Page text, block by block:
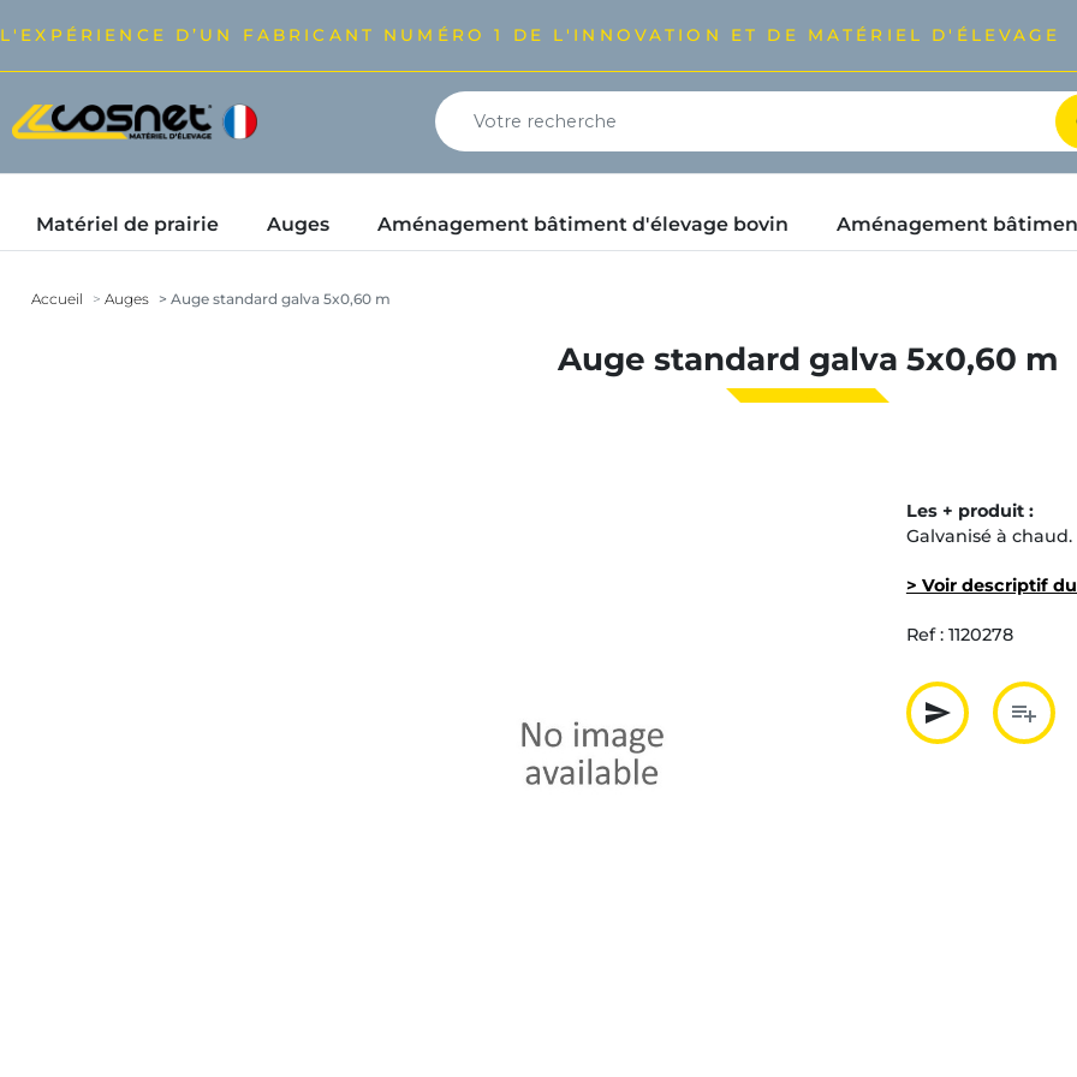
L'EXPÉRIENCE D’UN FABRICANT NUMÉRO 1 DE L'INNOVATION ET DE MATÉRIEL D'ÉLEVAGE
Matériel de prairie Auges Aménagement bâtiment d'élevage bovin Aménagement
Accueil Auges Auge standard galva 5x0,60 m
Auge standard galva 5x0,60 m
Les + produit :
Galvanisé à chaud.
> Voir descriptif
Ref : 1120278
send
Partager
playlist_add